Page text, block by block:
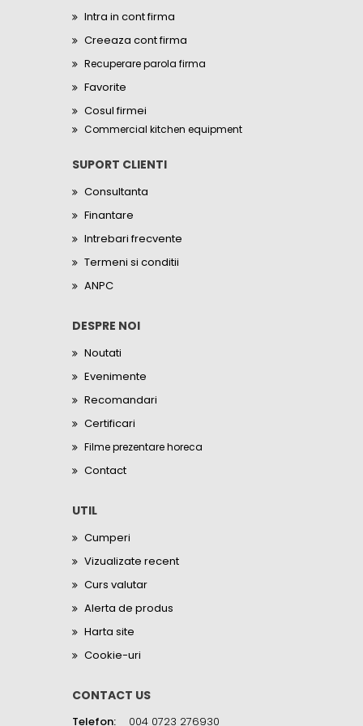
Intra in cont firma
Creeaza cont firma
Recuperare parola firma
Favorite
Cosul firmei
Commercial kitchen equipment
SUPORT CLIENTI
Consultanta
Finantare
Intrebari frecvente
Termeni si conditii
ANPC
DESPRE NOI
Noutati
Evenimente
Recomandari
Certificari
Filme prezentare horeca
Contact
UTIL
Cumperi
Vizualizate recent
Curs valutar
Alerta de produs
Harta site
Cookie-uri
CONTACT US
Telefon: 004 0723 276930